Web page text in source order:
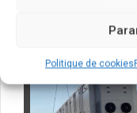
Politique de cookies